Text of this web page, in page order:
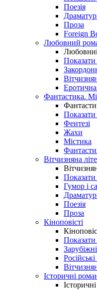
Поезія
Проза
Foreign
Любовний
Показати
Еротична
Фантастика.
Показати
Фентезі
Жахи
Містика
Вітчизняна
Показати
Гумор і
Поезія
Проза
Кіноповісті
Показати
Історичні